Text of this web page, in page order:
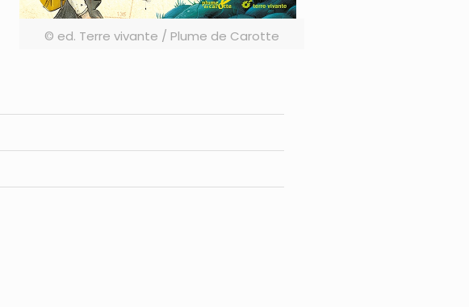
© ed. Terre vivante / Plume de Carotte